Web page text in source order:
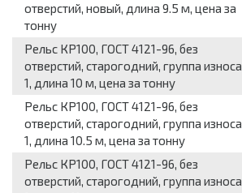
отверстий, новый, длина 9.5 м, цена за
тонну
Рельс КР100, ГОСТ 4121-96, без
отверстий, старогодний, группа износа
1, длина 10 м, цена за тонну
Рельс КР100, ГОСТ 4121-96, без
отверстий, старогодний, группа износа
1, длина 10.5 м, цена за тонну
Рельс КР100, ГОСТ 4121-96, без
отверстий, старогодний, группа износа